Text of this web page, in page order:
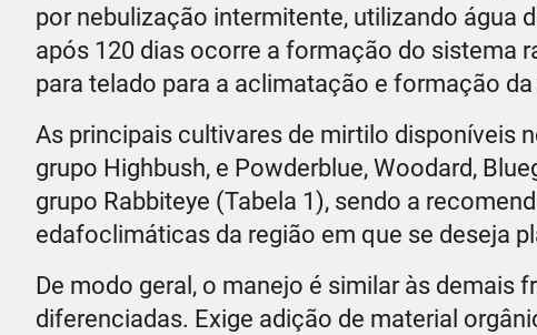
por nebulização intermitente, utilizando água
após 120 dias ocorre a formação do sistema
para telado para a aclimatação e formação da
As principais cultivares de mirtilo disponíveis
grupo Highbush, e Powderblue, Woodard,
grupo Rabbiteye (Tabela 1), sendo a
edafoclimáticas da região em que se deseja
De modo geral, o manejo é similar às
diferenciadas. Exige adição de material